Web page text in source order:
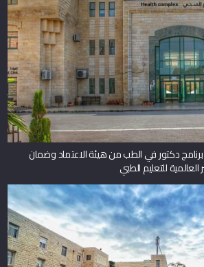
دكتور في الطب من هيئة الاعتماد وضمان
للتعليم الطبي